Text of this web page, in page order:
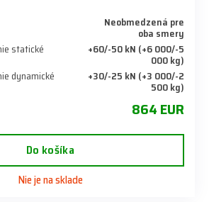
Neobmedzená pre
oba smery
statické
+60/-50 kN (+6 000/-5
000 kg)
dynamické
+30/-25 kN (+3 000/-2
500 kg)
864 EUR
Do košíka
Nie je na sklade